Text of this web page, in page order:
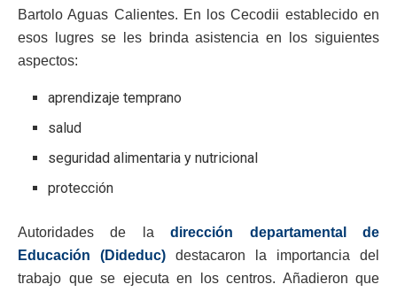
Bartolo Aguas Calientes. En los Cecodii establecido en
esos lugres se les brinda asistencia en los siguientes
aspectos:
aprendizaje temprano
salud
seguridad alimentaria y nutricional
protección
Autoridades de ladirección departamental de
Educación (Dideduc) destacaron la importancia del
trabajo que se ejecuta en los centros. Añadieron que